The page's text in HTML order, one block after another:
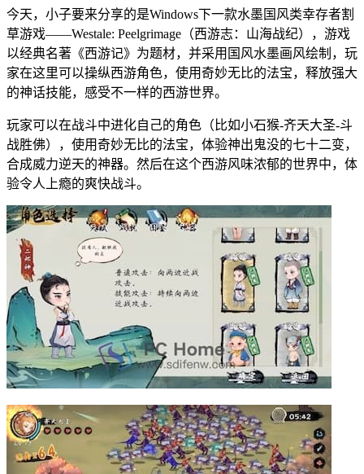
今天，小子要来分享的是Windows下一款水墨国风类幸存者割
草游戏——Westale: Peelgrimage（西游志：山海战纪），游戏
以经典名著《西游记》为题材，并采用国风水墨画风绘制，玩
家在这里可以操纵西游角色，使用奇妙无比的法宝，释放强大
的神话技能，感受不一样的西游世界。
玩家可以在战斗中进化自己的角色（比如小石猴-齐天大圣-斗
战胜佛），使用奇妙无比的法宝，体验神出鬼没的七十二变，
合成威力逆天的神器。然后在这个西游风味浓郁的世界中，体
验令人上瘾的爽快战斗。